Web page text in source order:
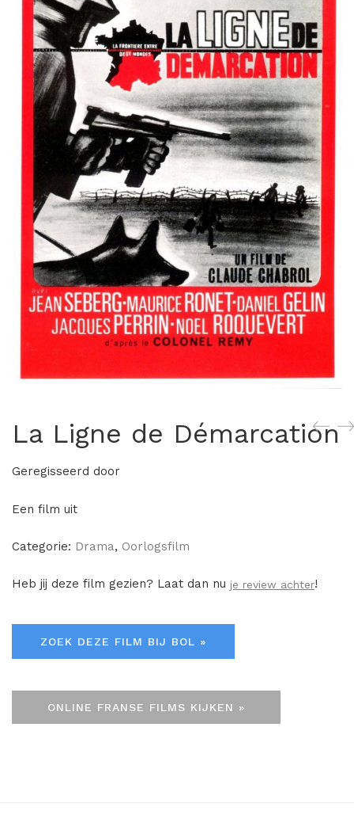
Musical
Oorlogsfilm
Romantische komedie
Thriller
La Ligne de Démarcation
Geregisseerd door
Een film uit
Categorie: Drama, Oorlogsfilm
Heb jij deze film gezien? Laat dan nu je review achter!
ZOEK DEZE FILM BIJ BOL »
ONLINE FRANSE FILMS KIJKEN »